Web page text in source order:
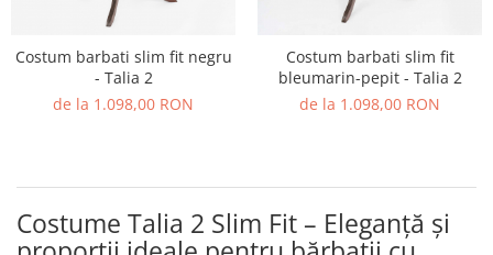
Costum barbati slim fit negru
- Talia 2
de la 1.098,00 RON
Costum barbati slim fit
bleumarin-pepit - Talia 2
de la 1.098,00 RON
Costume Talia 2 Slim Fit – Eleganță și